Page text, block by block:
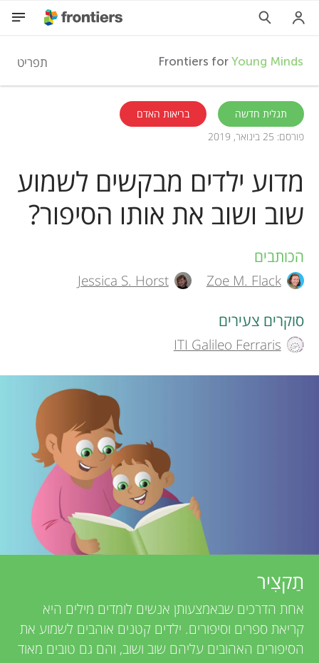
F
r
o
n
t
i
e
r
Y
o
u
Frontiers forYoung Minds תפריט
השתתפות
אודות
תגלית חדשה
בריאות האדם
פורסם: 25 בינואר, 2019
מדוע ילדים מבקשים לשמוע
שוב ושוב את אותו הסיפור?
A
u
t
h
o
e
v
הכותבים
Zoe M. Flack
Jessica S. Horst
סוקרים צעירים
ITI Galileo Ferraris
תַקצִיר
אחת הדרכים שבאמצעותן אנשים לומדים מילים היא
קריאת ספרים וסיפורים. ילדים קטנים אוהבים לשמוע את
הסיפורים האהובים עליהם שוב ושוב, והם גם טובים מאוד